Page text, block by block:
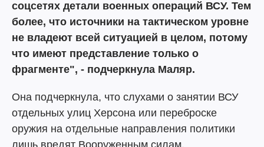
соцсетях детали военных операций ВСУ. Тем
более, что источники на тактическом уровне
не владеют всей ситуацией в целом, потому
что имеют представление только о
фрагменте", - подчеркнула Маляр.
Она подчеркнула, что слухами о занятии ВСУ
отдельных улиц Херсона или переброске
оружия на отдельные направления политики
лишь вредят Вооруженным силам.